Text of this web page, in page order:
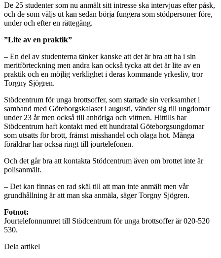
De 25 studenter som nu anmält sitt intresse ska intervjuas efter påsk,
och de som väljs ut kan sedan börja fungera som stödpersoner före,
under och efter en rättegång.
”Lite av en praktik”
– En del av studenterna tänker kanske att det är bra att ha i sin
meritförteckning men andra kan också tycka att det är lite av en
praktik och en möjlig verklighet i deras kommande yrkesliv, tror
Torgny Sjögren.
Stödcentrum för unga brottsoffer, som startade sin verksamhet i
samband med Göteborgskalaset i augusti, vänder sig till ungdomar
under 23 år men också till anhöriga och vittnen. Hittills har
Stödcentrum haft kontakt med ett hundratal Göteborgsungdomar
som utsatts för brott, främst misshandel och olaga hot. Många
föräldrar har också ringt till jourtelefonen.
Och det går bra att kontakta Stödcentrum även om brottet inte är
polisanmält.
– Det kan finnas en rad skäl till att man inte anmält men vår
grundhållning är att man ska anmäla, säger Torgny Sjögren.
Fotnot:
Jourtelefonnumret till Stödcentrum för unga brottsoffer är 020-520
530.
Dela artikel